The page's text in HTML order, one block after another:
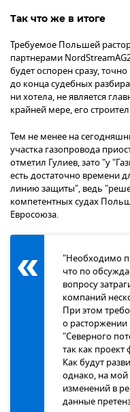
Так что же в итоге
Требуемое Польшей
партнерами
будет оспорен сразу,
до конца судебных
ни хотела, не является
крайней мере, его
Тем не менее на
участка газопровода
отметил Гулиев, зато "у
есть достаточно времени
линию защиты", ведь
компетентных судах
Евросоюза.
"Необходимо
что по
вопросу
компаний
При этом
о расторжении
"Северного
так как
Как будут
однако, на
изменений в
данные